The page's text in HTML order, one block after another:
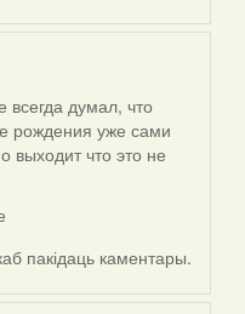
всегда думал, что
рождения уже сами
выходит что это не
пакідаць каментары.